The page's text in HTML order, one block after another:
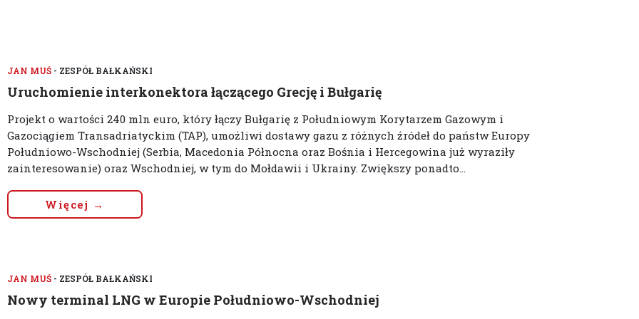
JAN MUŚ- ZESPÓŁ BAŁKAŃSKI
Uruchomienie interkonektora łączącego Grecję i Bułgarię
Projekt o wartości 240 mln euro, który łączy Bułgarię z Południowym Korytarzem Gazowym i
Gazociągiem Transadriatyckim (TAP), umożliwi dostawy gazu z różnych źródeł do państw Europy
Południowo-Wschodniej (Serbia, Macedonia Północna oraz Bośnia i Hercegowina już wyraziły
zainteresowanie) oraz Wschodniej, w tym do Mołdawii i Ukrainy. Zwiększy ponadto...
Więcej →
JAN MUŚ- ZESPÓŁ BAŁKAŃSKI
Nowy terminal LNG w Europie Południowo-Wschodniej